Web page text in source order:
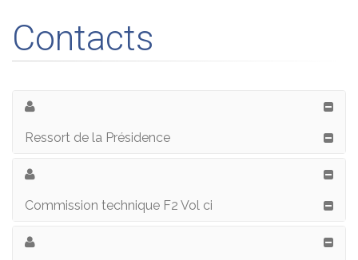
Contacts
Ressort de la Présidence
Commission technique F2 Vol ci